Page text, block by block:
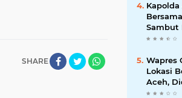
SHARE
Kapolda
Sambut
Kerja
Bireuen
Wapres
Lokasi
Aceh,
Wagub